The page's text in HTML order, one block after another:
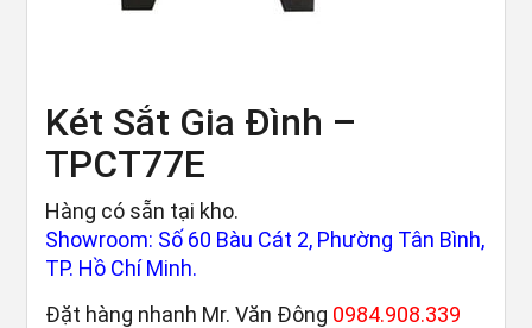
Két Sắt Gia Đình –
TPCT77E
Hàng có sẵn tại kho.
Showroom: Số 60 Bàu Cát 2, Phường Tân Bình,
TP. Hồ Chí Minh.
Đặt hàng nhanh Mr. Văn Đông 0984.908.339